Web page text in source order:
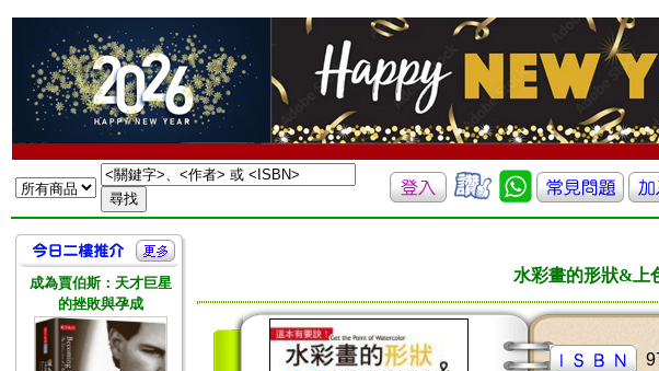
成為賈伯斯：天才巨星
的挫敗與孕成
水彩畫的形狀&上